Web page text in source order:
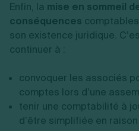
Enfin, la mise en sommeil
conséquences
son existence juridique.
continuer à :
convoquer les associés
comptes lors d’une
tenir une comptabilité à
d’être simplifiée en